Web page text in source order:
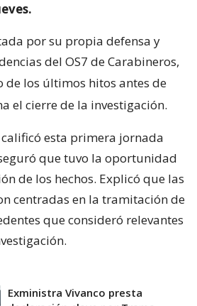
por su propia defensa y
del OS7 de Carabineros,
de los últimos hitos antes de
el cierre de la investigación.
esta primera jornada
que tuvo la oportunidad
de los hechos. Explicó que las
centradas en la tramitación de
que consideró relevantes
Exministra Vivanco presta